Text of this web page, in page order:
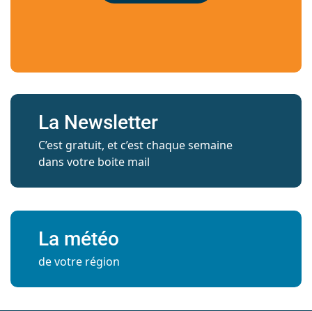
La Newsletter
C’est gratuit, et c’est chaque semaine
dans votre boite mail
La météo
de votre région